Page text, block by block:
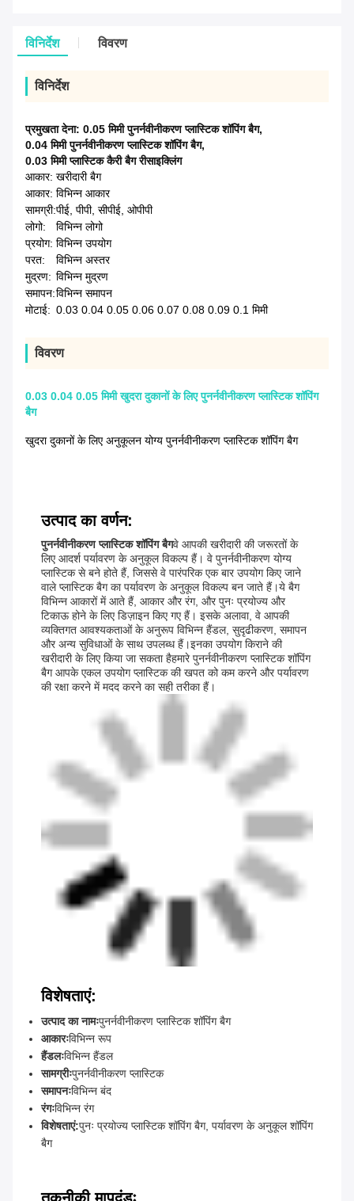
विनिर्देश विवरण
विनिर्देश
प्रमुखता देना: 0.05 मिमी पुनर्नवीनीकरण प्लास्टिक शॉपिंग बैग,
0.04 मिमी पुनर्नवीनीकरण प्लास्टिक शॉपिंग बैग,
0.03 मिमी प्लास्टिक कैरी बैग रीसाइक्लिंग
आकार: खरीदारी बैग
आकार: विभिन्न आकार
सामग्री:पीई, पीपी, सीपीई, ओपीपी
लोगो:
विभिन्न लोगो
प्रयोग: विभिन्न उपयोग
परत:
विभिन्न अस्तर
मुद्रण: विभिन्न मुद्रण
समापन:विभिन्न समापन
मोटाई: 0.03 0.04 0.05 0.06 0.07 0.08 0.09 0.1 मिमी
विवरण
0.03 0.04 0.05 मिमी खुदरा दुकानों के लिए पुनर्नवीनीकरण प्लास्टिक शॉपिंग
बैग
खुदरा दुकानों के लिए अनुकूलन योग्य पुनर्नवीनीकरण प्लास्टिक शॉपिंग बैग
उत्पाद का वर्णन:
पुनर्नवीनीकरण प्लास्टिक शॉपिंग बैगवे आपकी खरीदारी की जरूरतों के
लिए आदर्श पर्यावरण के अनुकूल विकल्प हैं। वे पुनर्नवीनीकरण योग्य
प्लास्टिक से बने होते हैं, जिससे वे पारंपरिक एक बार उपयोग किए जाने
वाले प्लास्टिक बैग का पर्यावरण के अनुकूल विकल्प बन जाते हैं।ये बैग
विभिन्न आकारों में आते हैं, आकार और रंग, और पुनः प्रयोज्य और
टिकाऊ होने के लिए डिज़ाइन किए गए हैं। इसके अलावा, वे आपकी
व्यक्तिगत आवश्यकताओं के अनुरूप विभिन्न हैंडल, सुदृढीकरण, समापन
और अन्य सुविधाओं के साथ उपलब्ध हैं।इनका उपयोग किराने की
खरीदारी के लिए किया जा सकता हैहमारे पुनर्नवीनीकरण प्लास्टिक शॉपिंग
बैग आपके एकल उपयोग प्लास्टिक की खपत को कम करने और पर्यावरण
की रक्षा करने में मदद करने का सही तरीका हैं।
विशेषताएं:
उत्पाद का नामःपुनर्नवीनीकरण प्लास्टिक शॉपिंग बैग
आकारःविभिन्न रूप
हैंडलःविभिन्न हैंडल
सामग्रीःपुनर्नवीनीकरण प्लास्टिक
समापनःविभिन्न बंद
रंगःविभिन्न रंग
विशेषताएं:पुनः प्रयोज्य प्लास्टिक शॉपिंग बैग, पर्यावरण के अनुकूल शॉपिंग
बैग